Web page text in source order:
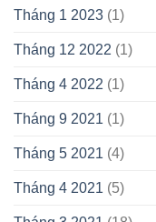
Tháng 1 2023 (1)
Tháng 12 2022 (1)
Tháng 4 2022 (1)
Tháng 9 2021 (1)
Tháng 5 2021 (4)
Tháng 4 2021 (5)